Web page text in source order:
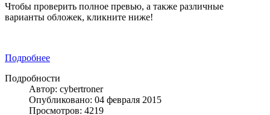
Чтобы проверить полное превью, а также различные
варианты обложек, кликните ниже!
Подробнее
Подробности
Автор: cybertroner
Опубликовано: 04 февраля 2015
Просмотров: 4219